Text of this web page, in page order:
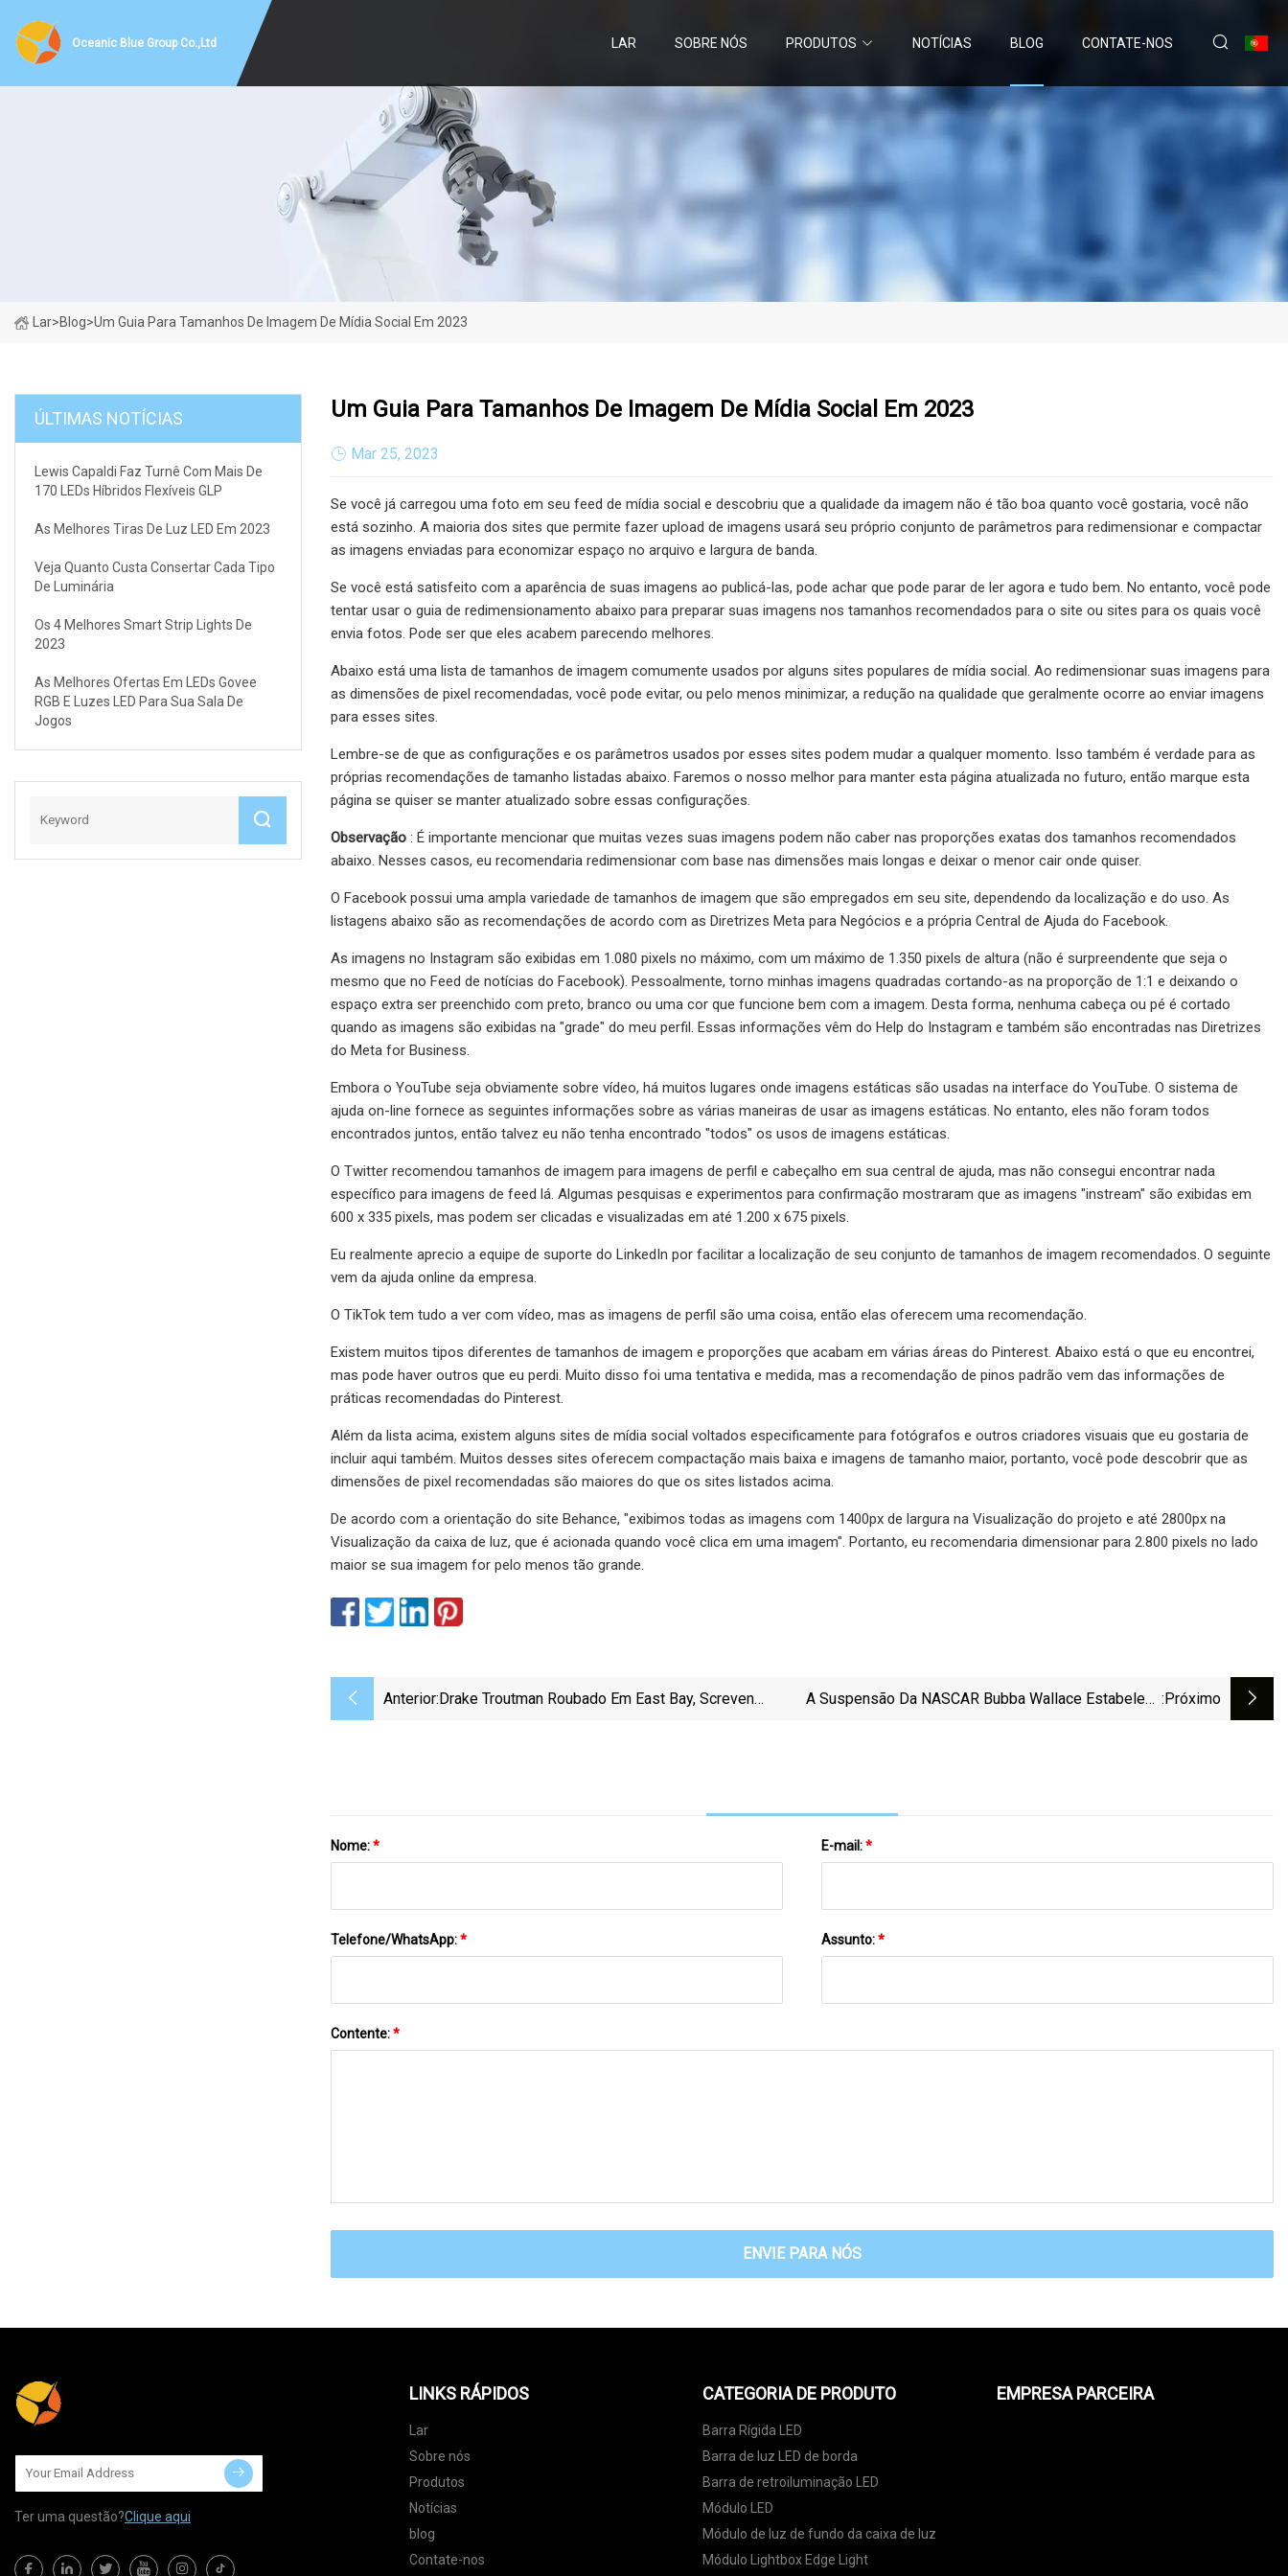
Oceanic Blue Group Co.,Ltd LAR SOBRE NÓS PRODUTOS NOTÍCIAS BLOG CONTATE-NOS
Lar>Blog>Um Guia Para Tamanhos De Imagem De Mídia Social Em 2023
ÚLTIMAS NOTÍCIAS
Lewis Capaldi Faz Turnê Com Mais De
170 LEDs Híbridos Flexíveis GLP
As Melhores Tiras De Luz LED Em 2023
Veja Quanto Custa Consertar Cada Tipo
De Luminária
Os 4 Melhores Smart Strip Lights De
2023
As Melhores Ofertas Em LEDs Govee
RGB E Luzes LED Para Sua Sala De
Jogos
Um Guia Para Tamanhos De Imagem De Mídia Social Em 2023
Mar 25, 2023
Se você já carregou uma foto em seu feed de mídia social e descobriu que a qualidade da imagem não é tão boa quanto você gostaria, você não
está sozinho. A maioria dos sites que permite fazer upload de imagens usará seu próprio conjunto de parâmetros para redimensionar e compactar
as imagens enviadas para economizar espaço no arquivo e largura de banda.
Se você está satisfeito com a aparência de suas imagens ao publicá-las, pode achar que pode parar de ler agora e tudo bem. No entanto, você pode
tentar usar o guia de redimensionamento abaixo para preparar suas imagens nos tamanhos recomendados para o site ou sites para os quais você
envia fotos. Pode ser que eles acabem parecendo melhores.
Abaixo está uma lista de tamanhos de imagem comumente usados ​​por alguns sites populares de mídia social. Ao redimensionar suas imagens para
as dimensões de pixel recomendadas, você pode evitar, ou pelo menos minimizar, a redução na qualidade que geralmente ocorre ao enviar imagens
para esses sites.
Lembre-se de que as configurações e os parâmetros usados ​​por esses sites podem mudar a qualquer momento. Isso também é verdade para as
próprias recomendações de tamanho listadas abaixo. Faremos o nosso melhor para manter esta página atualizada no futuro, então marque esta
página se quiser se manter atualizado sobre essas configurações.
Observação : É importante mencionar que muitas vezes suas imagens podem não caber nas proporções exatas dos tamanhos recomendados
abaixo. Nesses casos, eu recomendaria redimensionar com base nas dimensões mais longas e deixar o menor cair onde quiser.
O Facebook possui uma ampla variedade de tamanhos de imagem que são empregados em seu site, dependendo da localização e do uso. As
listagens abaixo são as recomendações de acordo com as Diretrizes Meta para Negócios e a própria Central de Ajuda do Facebook.
As imagens no Instagram são exibidas em 1.080 pixels no máximo, com um máximo de 1.350 pixels de altura (não é surpreendente que seja o
mesmo que no Feed de notícias do Facebook). Pessoalmente, torno minhas imagens quadradas cortando-as na proporção de 1:1 e deixando o
espaço extra ser preenchido com preto, branco ou uma cor que funcione bem com a imagem. Desta forma, nenhuma cabeça ou pé é cortado
quando as imagens são exibidas na "grade" do meu perfil. Essas informações vêm do Help do Instagram e também são encontradas nas Diretrizes
do Meta for Business.
Embora o YouTube seja obviamente sobre vídeo, há muitos lugares onde imagens estáticas são usadas na interface do YouTube. O sistema de
ajuda on-line fornece as seguintes informações sobre as várias maneiras de usar as imagens estáticas. No entanto, eles não foram todos
encontrados juntos, então talvez eu não tenha encontrado "todos" os usos de imagens estáticas.
O Twitter recomendou tamanhos de imagem para imagens de perfil e cabeçalho em sua central de ajuda, mas não consegui encontrar nada
específico para imagens de feed lá. Algumas pesquisas e experimentos para confirmação mostraram que as imagens "instream" são exibidas em
600 x 335 pixels, mas podem ser clicadas e visualizadas em até 1.200 x 675 pixels.
Eu realmente aprecio a equipe de suporte do LinkedIn por facilitar a localização de seu conjunto de tamanhos de imagem recomendados. O seguinte
vem da ajuda online da empresa.
O TikTok tem tudo a ver com vídeo, mas as imagens de perfil são uma coisa, então elas oferecem uma recomendação.
Existem muitos tipos diferentes de tamanhos de imagem e proporções que acabam em várias áreas do Pinterest. Abaixo está o que eu encontrei,
mas pode haver outros que eu perdi. Muito disso foi uma tentativa e medida, mas a recomendação de pinos padrão vem das informações de
práticas recomendadas do Pinterest.
Além da lista acima, existem alguns sites de mídia social voltados especificamente para fotógrafos e outros criadores visuais que eu gostaria de
incluir aqui também. Muitos desses sites oferecem compactação mais baixa e imagens de tamanho maior, portanto, você pode descobrir que as
dimensões de pixel recomendadas são maiores do que os sites listados acima.
De acordo com a orientação do site Behance, "exibimos todas as imagens com 1400px de largura na Visualização do projeto e até 2800px na
Visualização da caixa de luz, que é acionada quando você clica em uma imagem". Portanto, eu recomendaria dimensionar para 2.800 pixels no lado
maior se sua imagem for pelo menos tão grande.
Anterior:Drake Troutman Roubado Em East Bay, Screven
A Suspensão Da NASCAR Bubba Wallace Estabelece :próximo
Nome:* E-mail:*
Telefone/WhatsApp:* Assunto:*
Contente:*
ENVIE PARA NÓS
Ter uma questão?Clique aqui
LINKS RÁPIDOS
Lar
Sobre nós
Produtos
Notícias
blog
Contate-nos
CATEGORIA DE PRODUTO
Barra Rígida LED
Barra de luz LED de borda
Barra de retroiluminação LED
Módulo LED
Módulo de luz de fundo da caixa de luz
Módulo Lightbox Edge Light
EMPRESA PARCEIRA